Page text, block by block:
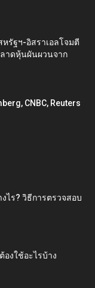
รัฐฯ-อิสราเอลโจมตี
าดหุ้นผันผวนจาก
CNBC, Reuters
ไร? วิธีการตรวจสอบ
องใช้อะไรบ้าง